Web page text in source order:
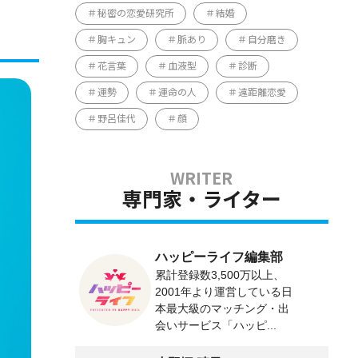
秘密の恋愛研究所 結婚
胸キュン 脈あり 自分磨き
花言葉 血液型 診断
運勢 運命の人 遠距離恋愛
野呂佳代 顔
専門家・ライター
ハッピーライフ編集部
累計登録数3,500万以上、
2001年より運営している日
本最大級のマッチング・出
会いサービス「ハッピ...